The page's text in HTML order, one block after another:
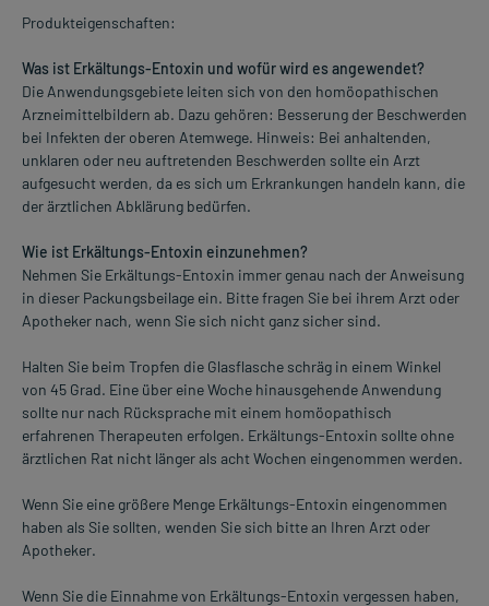
Produkteigenschaften:
Was ist Erkältungs-Entoxin und wofür wird es angewendet?
Die Anwendungsgebiete leiten sich von den homöopathischen
Arzneimittelbildern ab. Dazu gehören: Besserung der Beschwerden
bei Infekten der oberen Atemwege. Hinweis: Bei anhaltenden,
unklaren oder neu auftretenden Beschwerden sollte ein Arzt
aufgesucht werden, da es sich um Erkrankungen handeln kann, die
der ärztlichen Abklärung bedürfen.
Wie ist Erkältungs-Entoxin einzunehmen?
Nehmen Sie Erkältungs-Entoxin immer genau nach der Anweisung
in dieser Packungsbeilage ein. Bitte fragen Sie bei ihrem Arzt oder
Apotheker nach, wenn Sie sich nicht ganz sicher sind.
Halten Sie beim Tropfen die Glasflasche schräg in einem Winkel
von 45 Grad. Eine über eine Woche hinausgehende Anwendung
sollte nur nach Rücksprache mit einem homöopathisch
erfahrenen Therapeuten erfolgen. Erkältungs-Entoxin sollte ohne
ärztlichen Rat nicht länger als acht Wochen eingenommen werden.
Wenn Sie eine größere Menge Erkältungs-Entoxin eingenommen
haben als Sie sollten, wenden Sie sich bitte an Ihren Arzt oder
Apotheker.
Wenn Sie die Einnahme von Erkältungs-Entoxin vergessen haben,